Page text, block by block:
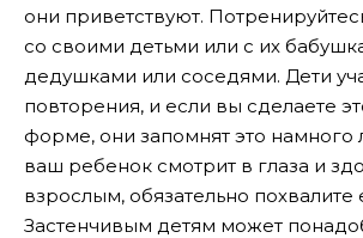
они приветствуют.
со своими детьми или с их
дедушками или соседями. Дети
повторения, и если вы сделаете
форме, они запомнят это намного
ваш ребенок смотрит в глаза и
взрослым, обязательно похвалите
Застенчивым детям может